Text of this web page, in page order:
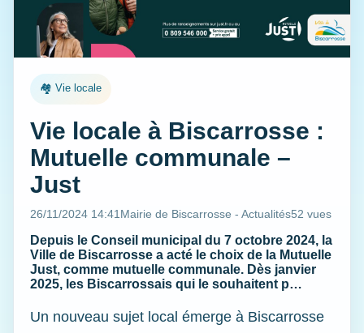
🏘️ Vie locale
Vie locale à Biscarrosse :
Mutuelle communale –
Just
26/11/2024 14:41 Mairie de Biscarrosse - Actualités52 vues
Depuis le Conseil municipal du 7 octobre 2024, la
Ville de Biscarrosse a acté le choix de la Mutuelle
Just, comme mutuelle communale. Dès janvier
2025, les Biscarrossais qui le souhaitent p…
Un nouveau sujet local émerge à Biscarrosse